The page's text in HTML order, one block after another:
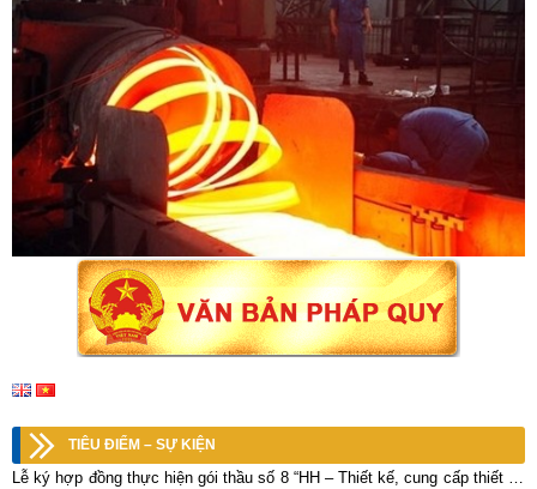
TIÊU ĐIỂM – SỰ KIỆN
Lễ ký hợp đồng thực hiện gói thầu số 8 “HH – Thiết kế, cung cấp thiết bị,